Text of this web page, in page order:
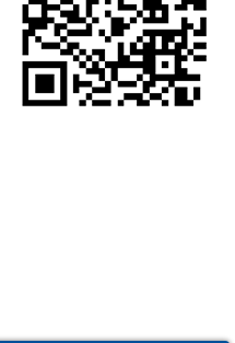
关于我们
荣誉资质